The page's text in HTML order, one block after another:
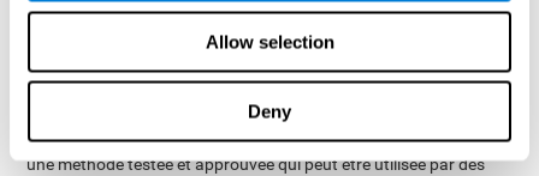
Allow selection
Deny
Bien sûr. Comme toute autre habileté cognitive,
d'entraîner, d'apprendre et d'améliorer la mémoire
contextuelle et CogniFit est là pour vous aider.
L'entraînement cognitif commeméthode palliative pour traiter
les problèmes de mémoire, dont la mémoire contextuelle, est
une méthode testée et approuvée qui peut être utilisée par des